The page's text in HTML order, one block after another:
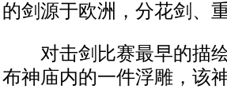
的剑源于欧洲，分花剑、
对击剑比赛最早的描绘
布神庙内的一件浮雕，该